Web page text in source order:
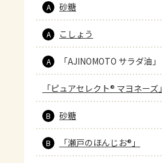
A 砂糖
A こしょう
A 「AJINOMOTO サラダ油」
「ピュアセレクト® マヨネーズ」
B 砂糖
B 「瀬戸のほんじお®」